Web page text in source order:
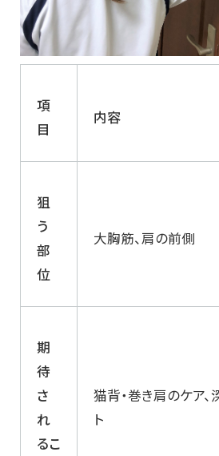
項
目
内容
狙
う
部
位
大胸筋、肩の前側
期
待
さ
れ
るこ
猫背・巻き肩のケア
ト